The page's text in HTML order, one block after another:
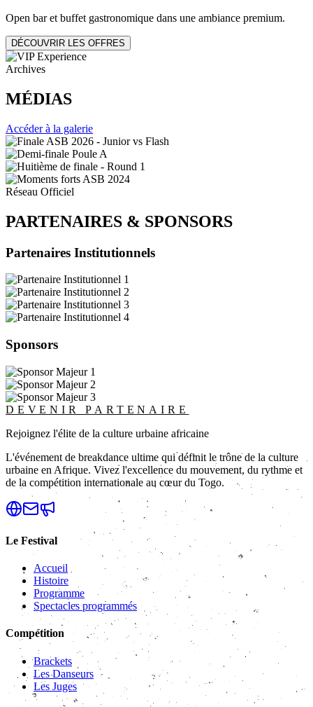
Open bar et buffet gastronomique dans une ambiance premium.
DÉCOUVRIR LES OFFRES
Archives
MÉDIAS
Accéder à la galerie
Réseau Officiel
PARTENAIRES & SPONSORS
Partenaires Institutionnels
Sponsors
DEVENIR PARTENAIRE
Rejoignez l'élite de la culture urbaine africaine
L'événement de breakdance ultime qui définit le trône de la culture
urbaine en Afrique. Vivez l'excellence du mouvement, du rythme et
de la compétition internationale au cœur du Togo.
Le Festival
Accueil
Histoire
Programme
Spectacles programmés
Compétition
Brackets
Les Danseurs
Les Juges